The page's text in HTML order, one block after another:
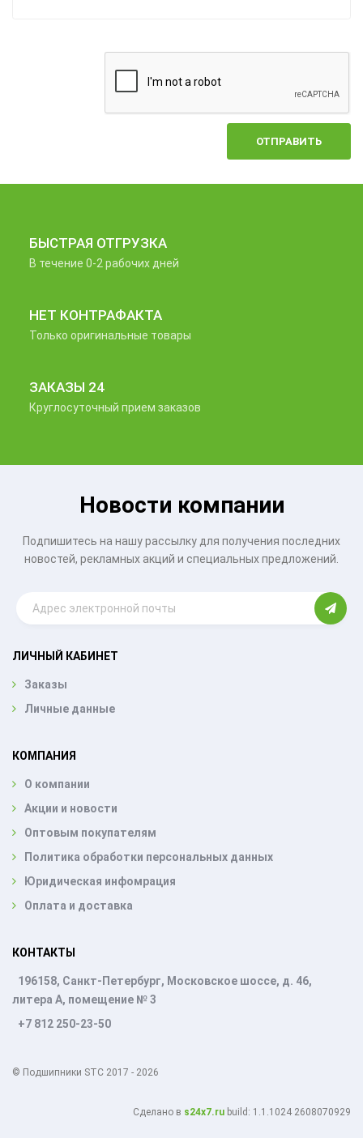
ОТПРАВИТЬ
БЫСТРАЯ ОТГРУЗКА
В течение 0-2 рабочих дней
НЕТ КОНТРАФАКТА
Только оригинальные товары
ЗАКАЗЫ 24
Круглосуточный прием заказов
Новости компании
Подпишитесь на нашу рассылку для получения последних
новостей, рекламных акций и специальных предложений.
ЛИЧНЫЙ КАБИНЕТ
Заказы
Личные данные
КОМПАНИЯ
О компании
Акции и новости
Оптовым покупателям
Политика обработки персональных данных
Юридическая инфомрация
Оплата и доставка
КОНТАКТЫ
196158, Санкт-Петербург, Московское шоссе, д. 46,
литера А, помещение № 3
+7 812 250-23-50
© Подшипники STC 2017 - 2026
Cделано в s24x7.ru build: 1.1.1024 2608070929